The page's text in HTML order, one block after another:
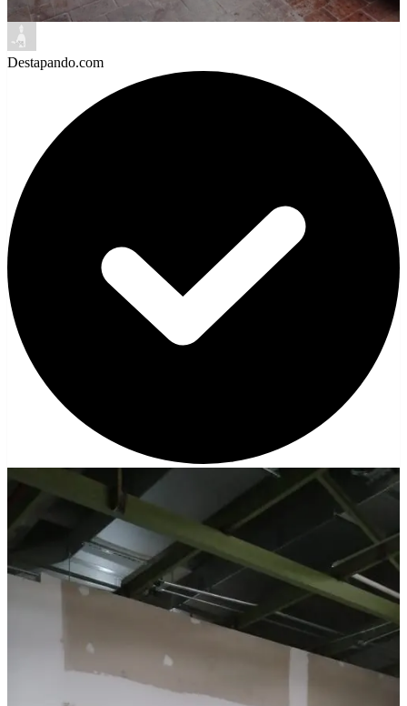
Destapando.com